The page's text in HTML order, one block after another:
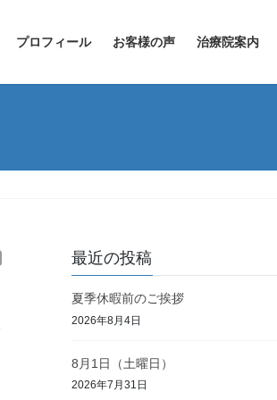
プロフィール お客様の声 治療院案内
最近の投稿
夏季休暇前のご挨拶
2026年8月4日
8月1日（土曜日）
2026年7月31日